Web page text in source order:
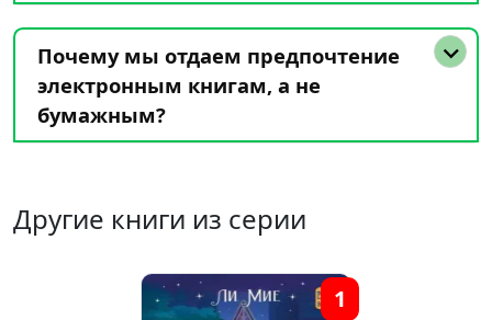
Почему мы отдаем предпочтение
электронным книгам, а не
бумажным?
Другие книги из серии
1